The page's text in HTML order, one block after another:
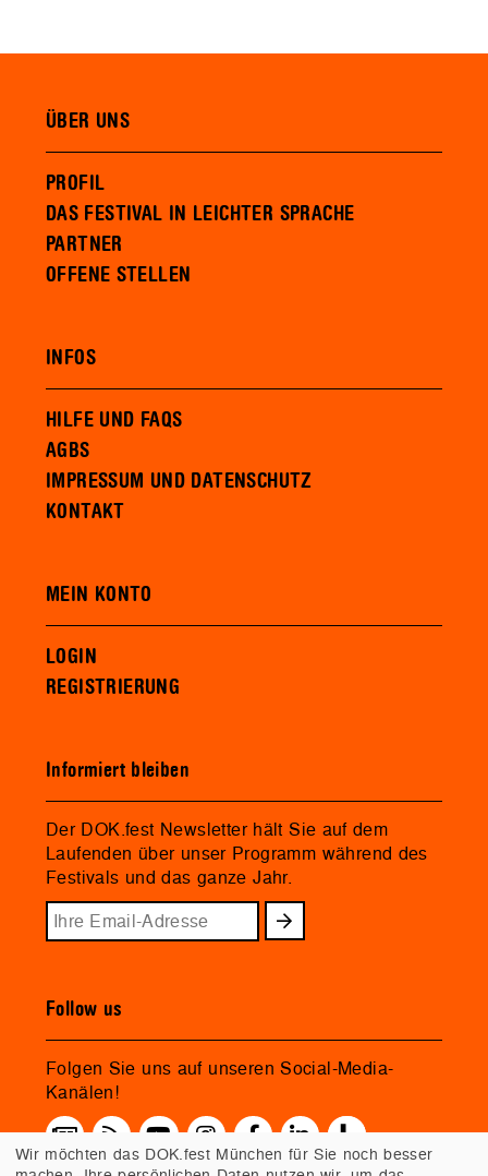
ÜBER UNS
PROFIL
DAS FESTIVAL IN LEICHTER SPRACHE
PARTNER
OFFENE STELLEN
INFOS
HILFE UND FAQS
AGBS
IMPRESSUM UND DATENSCHUTZ
KONTAKT
MEIN KONTO
LOGIN
REGISTRIERUNG
Informiert bleiben
Der DOK.fest Newsletter hält Sie auf dem
Laufenden über unser Programm während des
Festivals und das ganze Jahr.
Follow us
Folgen Sie uns auf unseren Social-Media-
Kanälen!
Wir möchten das DOK.fest München für Sie noch besser